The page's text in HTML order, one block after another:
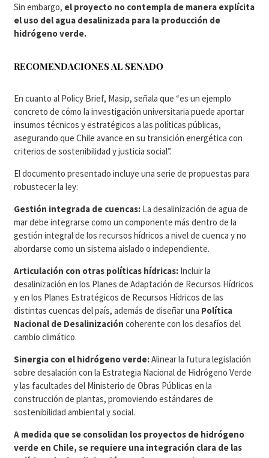
Sin embargo, el proyecto no contempla de manera explícita
el uso del agua desalinizada para la producción de
hidrógeno verde.
RECOMENDACIONES AL SENADO
En cuanto al Policy Brief, Masip, señala que “es un ejemplo
concreto de cómo la investigación universitaria puede aportar
insumos técnicos y estratégicos a las políticas públicas,
asegurando que Chile avance en su transición energética con
criterios de sostenibilidad y justicia social”.
El documento presentado incluye una serie de propuestas para
robustecer la ley:
Gestión integrada de cuencas: La desalinización de agua de
mar debe integrarse como un componente más dentro de la
gestión integral de los recursos hídricos a nivel de cuenca y no
abordarse como un sistema aislado o independiente.
Articulación con otras políticas hídricas: Incluir la
desalinización en los Planes de Adaptación de Recursos Hídricos
y en los Planes Estratégicos de Recursos Hídricos de las
distintas cuencas del país, además de diseñar una Política
Nacional de Desalinización coherente con los desafíos del
cambio climático.
Sinergia con el hidrógeno verde:Alinear la futura legislación
sobre desalación con la Estrategia Nacional de Hidrógeno Verde
y las facultades del Ministerio de Obras Públicas en la
construcción de plantas, promoviendo estándares de
sostenibilidad ambiental y social.
A medida que se consolidan los proyectos de hidrógeno
verde en Chile, se requiere una integración clara de las